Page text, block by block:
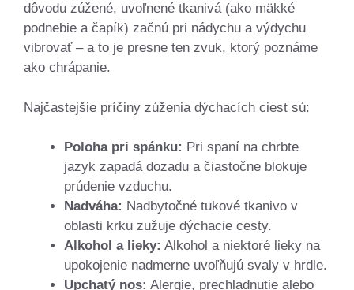
dôvodu zúžené, uvoľnené tkanivá (ako mäkké
podnebie a čapík) začnú pri nádychu a výdychu
vibrovať – a to je presne ten zvuk, ktorý poznáme
ako chrápanie.
Najčastejšie príčiny zúženia dýchacích ciest sú:
Poloha pri spánku: Pri spaní na chrbte
jazyk zapadá dozadu a čiastočne blokuje
prúdenie vzduchu.
Nadváha: Nadbytočné tukové tkanivo v
oblasti krku zužuje dýchacie cesty.
Alkohol a lieky: Alkohol a niektoré lieky na
upokojenie nadmerne uvoľňujú svaly v hrdle.
Upchatý nos: Alergie, prechladnutie alebo